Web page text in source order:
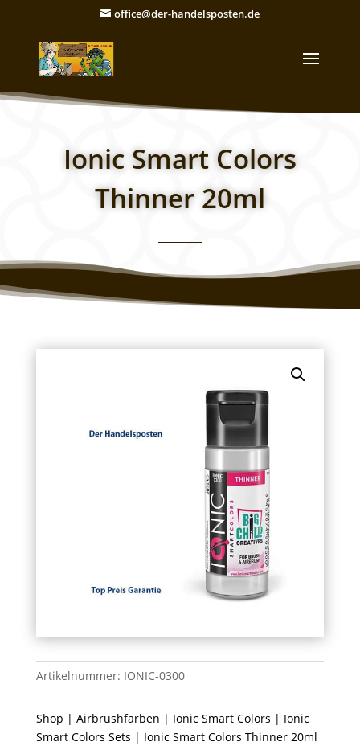
office@der-handelsposten.de
Ionic Smart Colors
Thinner 20ml
Artikelnummer: IONIC-0300
Shop | Airbrushfarben | Ionic Smart Colors | Ionic
Smart Colors Sets | Ionic Smart Colors Thinner 20ml